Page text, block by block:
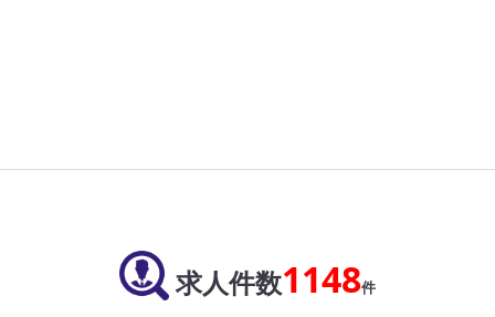
求人件数1148件